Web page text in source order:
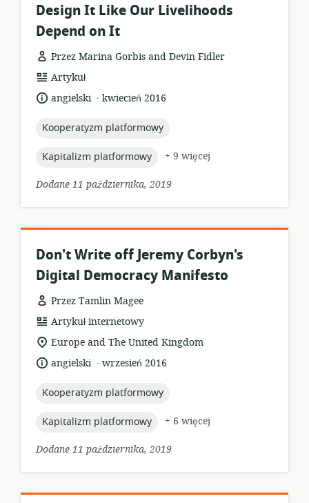
Design It Like Our Livelihoods
Depend on It
Przez Marina Gorbis and Devin Fidler
format
zasobów:
Artykuł
język:angielski .
datakwiecień 2016
topic:
Kooperatyzm platformowy
topic:
Kapitalizm platformowy
+ 9 więcej
Dodane 11 października, 2019
Don't Write off Jeremy Corbyn's
Digital Democracy Manifesto
Przez Tamlin Magee
format
zasobów:
Artykuł internetowy
istotna
lokalizacja:
Europe and The United Kingdom
język:angielski .
datawrzesień 2016
topic:
Kooperatyzm platformowy
topic:
Kapitalizm platformowy
+ 6 więcej
Dodane 11 października, 2019